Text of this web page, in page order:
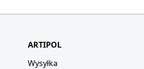
ARTIPOL
Wysyłka